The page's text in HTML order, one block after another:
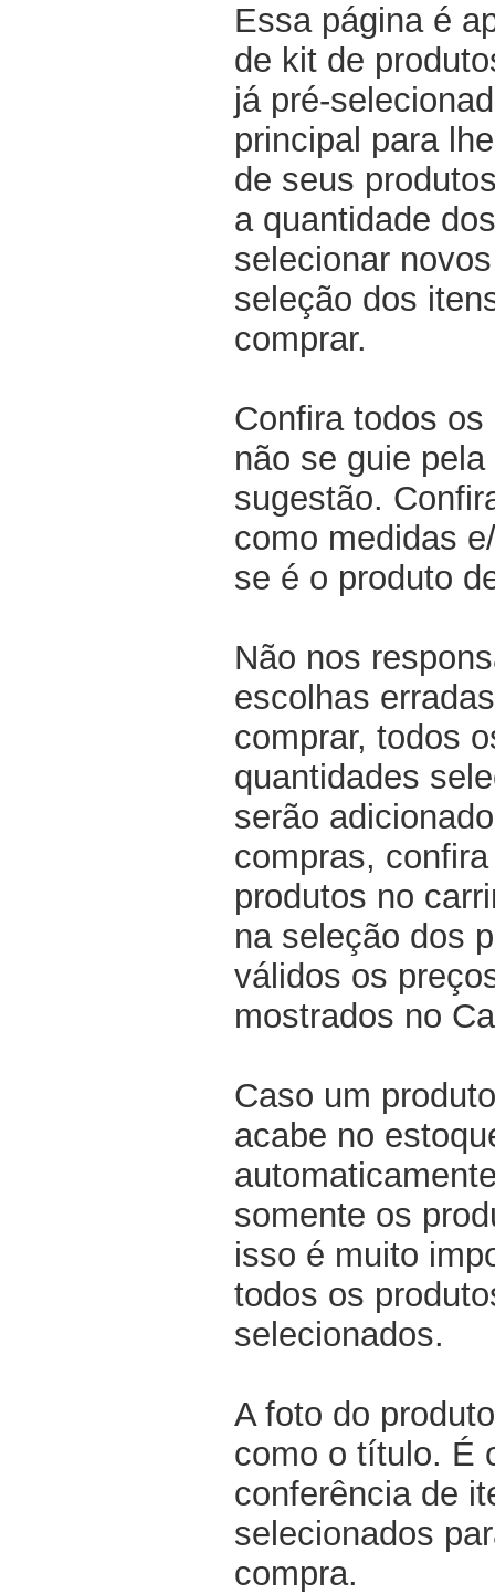
Essa página é
de kit de
já pré-
principal para
de seus
a quantidade
selecionar
seleção dos
comprar.
Confira todos
não se guie
sugestão.
como medidas
se é o produto
Não nos
escolhas
comprar, todos
quantidades
serão
compras,
produtos no
na seleção dos
válidos os
mostrados no
Caso um
acabe no
somente os
isso é muito
todos os
selecionados.
A foto do
como o título. É
conferência de
selecionados
compra.